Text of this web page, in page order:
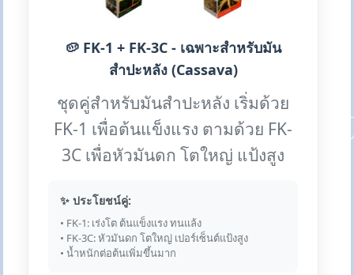
🥔 FK-1 + FK-3C - เฉพาะสำหรับมัน
สำปะหลัง (Cassava)
ชุดคู่สำหรับมันสำปะหลัง เริ่มด้วย
FK-1 เพื่อต้นแข็งแรง ตามด้วย FK-
3C เพื่อหัวมันดก โตใหญ่ แป้งสูง
✨ ประโยชน์คู่:
• FK-1: เร่งโต ต้นแข็งแรง ทนแล้ง
• FK-3C: หัวมันดก โตใหญ่ เปอร์เซ็นต์แป้งสูง
• น้ำหนักต่อต้นเพิ่มขึ้นมาก